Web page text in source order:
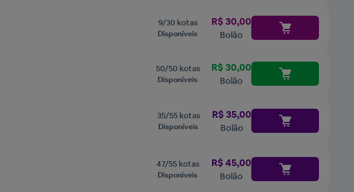
9/30 kotas
Disponíveis
R$ 30,00
Bolão
50/50 kotas
Disponíveis
R$ 30,00
Bolão
35/55 kotas
Disponíveis
R$ 35,00
Bolão
47/55 kotas
Disponíveis
R$ 45,00
Bolão